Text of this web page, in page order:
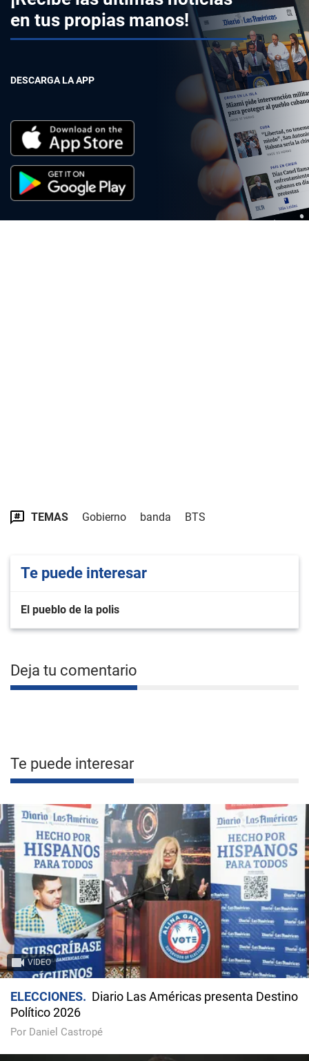
en tus propias manos!
DESCARGA LA APP
TEMAS Gobierno banda BTS
Te puede interesar
El pueblo de la polis
Deja tu comentario
Te puede interesar
VIDEO
ELECCIONES
Diario Las Américas presenta Destino
Político 2026
Por Daniel Castropé